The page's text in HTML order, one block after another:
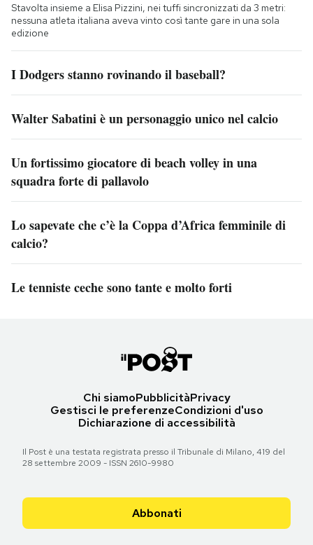
Stavolta insieme a Elisa Pizzini, nei tuffi sincronizzati da 3 metri:
nessuna atleta italiana aveva vinto così tante gare in una sola
edizione
I Dodgers stanno rovinando il baseball?
Walter Sabatini è un personaggio unico nel calcio
Un fortissimo giocatore di beach volley in una
squadra forte di pallavolo
Lo sapevate che c’è la Coppa d’Africa femminile di
calcio?
Le tenniste ceche sono tante e molto forti
Chi siamoPubblicitàPrivacy
Gestisci le preferenzeCondizioni d'uso
Dichiarazione di accessibilità
Il Post è una testata registrata presso il Tribunale di Milano, 419 del
28 settembre 2009 - ISSN 2610-9980
Abbonati